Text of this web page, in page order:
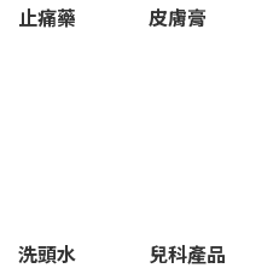
止痛藥 皮膚膏
洗頭水 兒科產品